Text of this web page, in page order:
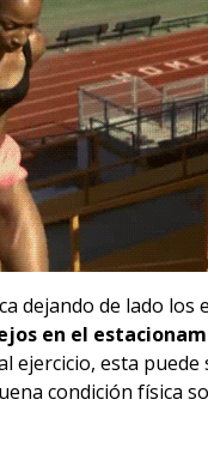
dejando de lado los
en el
ejercicio, esta
condición física